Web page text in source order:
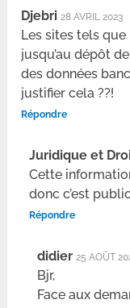
Djebri 28 AVRIL 2023
Les sites tels
jusqu’au dépôt
des données
justifier cela ??!
Répondre
Juridique et
Cette
donc c’est
Répondre
didier 25 AOÛT
Bjr,
Face aux